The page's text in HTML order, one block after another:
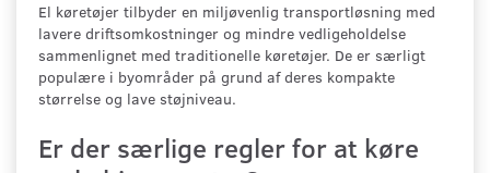
El køretøjer tilbyder en miljøvenlig transportløsning med
lavere driftsomkostninger og mindre vedligeholdelse
sammenlignet med traditionelle køretøjer. De er særligt
populære i byområder på grund af deres kompakte
størrelse og lave støjniveau.
Er der særlige regler for at køre